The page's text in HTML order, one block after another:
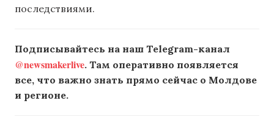
последствиями.
Подписывайтесь на наш Telegram-канал
@newsmakerlive. Там оперативно появляется
все, что важно знать прямо сейчас о Молдове
и регионе.